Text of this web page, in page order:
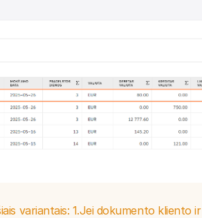
variantais: 1.Jei dokumento kliento ir